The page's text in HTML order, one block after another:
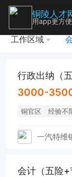
工作区域
行政出纳（
3000-
铜官区 经验不
一汽特维
会计（五险+
铜陵人才
用app更方便